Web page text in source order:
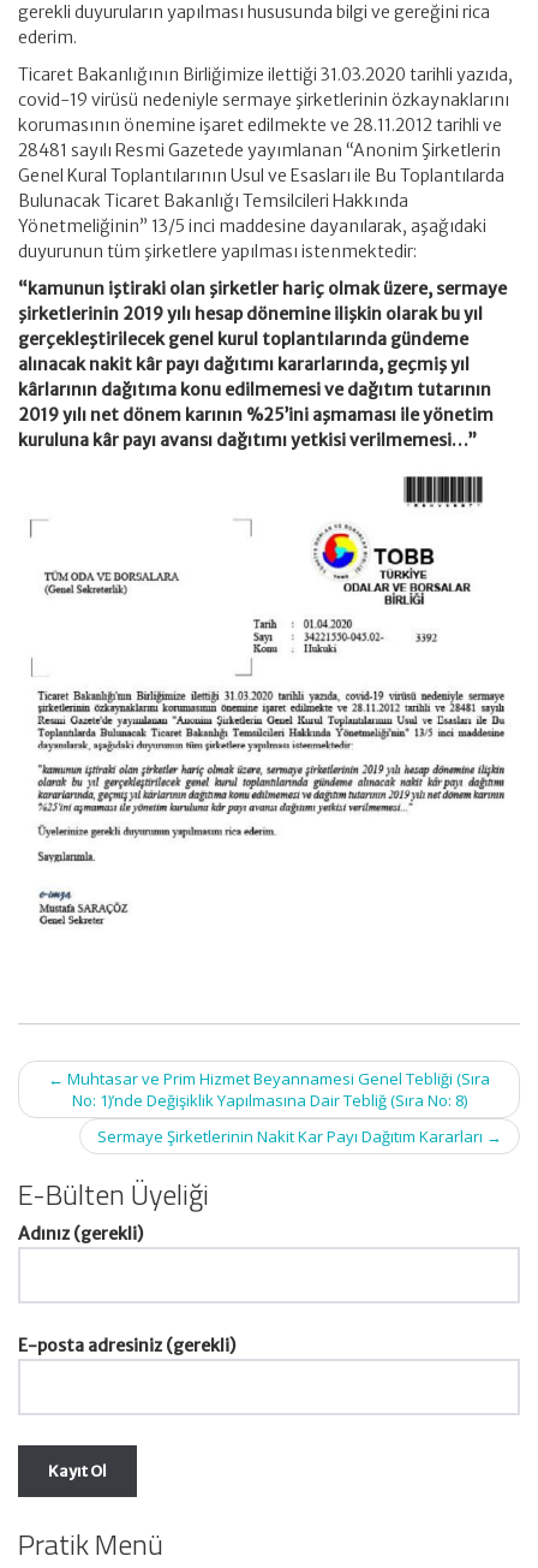
gerekli duyuruların yapılması hususunda bilgi ve gereğini rica
ederim.
Ticaret Bakanlığının Birliğimize ilettiği 31.03.2020 tarihli yazıda,
covid-19 virüsü nedeniyle sermaye şirketlerinin özkaynaklarını
korumasının önemine işaret edilmekte ve 28.11.2012 tarihli ve
28481 sayılı Resmi Gazetede yayımlanan “Anonim Şirketlerin
Genel Kural Toplantılarının Usul ve Esasları ile Bu Toplantılarda
Bulunacak Ticaret Bakanlığı Temsilcileri Hakkında
Yönetmeliğinin” 13/5 inci maddesine dayanılarak, aşağıdaki
duyurunun tüm şirketlere yapılması istenmektedir:
“kamunun iştiraki olan şirketler hariç olmak üzere, sermaye
şirketlerinin 2019 yılı hesap dönemine ilişkin olarak bu yıl
gerçekleştirilecek genel kurul toplantılarında gündeme
alınacak nakit kâr payı dağıtımı kararlarında, geçmiş yıl
kârlarının dağıtıma konu edilmemesi ve dağıtım tutarının
2019 yılı net dönem karının %25’ini aşmaması ile yönetim
kuruluna kâr payı avansı dağıtımı yetkisi verilmemesi…”
Post
navigation
← Muhtasar ve Prim Hizmet Beyannamesi Genel Tebliği (Sıra
No: 1)’nde Değişiklik Yapılmasına Dair Tebliğ (Sıra No: 8)
Sermaye Şirketlerinin Nakit Kar Payı Dağıtım Kararları →
E-Bülten Üyeliği
Adınız (gerekli)
E-posta adresiniz (gerekli)
Pratik Menü